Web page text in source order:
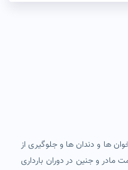
ها و دندان ها و جلوگیری از
و جنین در دوران بارداری